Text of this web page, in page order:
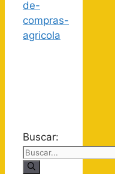
Buscar: